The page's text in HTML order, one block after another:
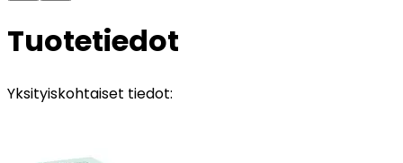
Tuotetiedot
Yksityiskohtaiset tiedot: